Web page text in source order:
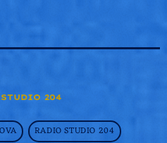
204
RADIO STUDIO 204